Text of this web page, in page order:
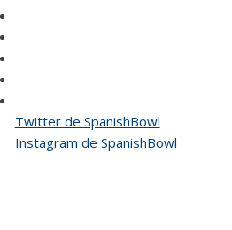
Twitter de SpanishBowl
Instagram de SpanishBowl